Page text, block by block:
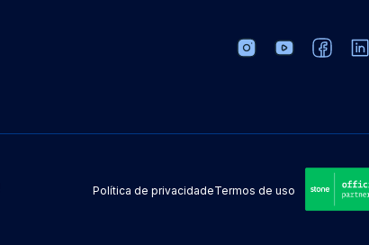
Política de privacidadeTermos de uso